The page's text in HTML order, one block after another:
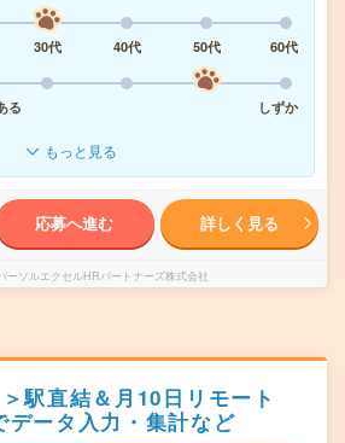
30代 40代 50代
60代
る
しずか
もっと見る
応募へ進む 詳しく見る
ーソルエクセルHRパートナーズ株式会社
駅直結＆月10日リモート
データ入力・集計など